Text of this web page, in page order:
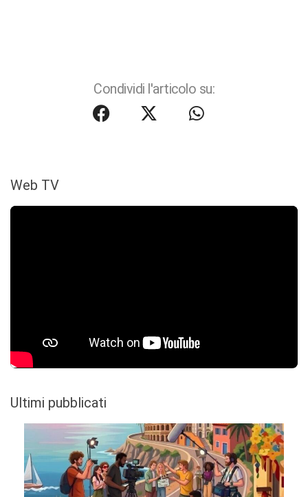
Condividi l'articolo su:
Web TV
Ultimi pubblicati